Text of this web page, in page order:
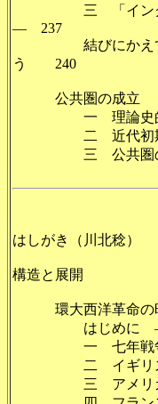
三 「イングラン
― 237
結びにかえて ―「
う 240
公共圏の
一 理論史的背
二 近代初期
三 公
はしがき（川北稔）
構造と展開
環大西洋
はじめに
一 七年
二 イギ
三 アメリカの